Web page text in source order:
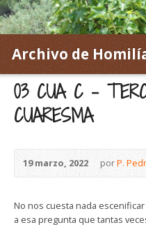
Archivo de
03 CUA C –
CUARESMA
19 marzo, 2022 porP.
No nos cuesta nada
a esa pregunta que tantas